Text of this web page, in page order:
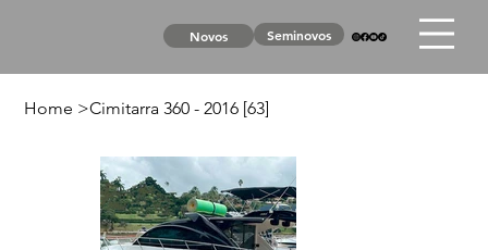
Novos Seminovos
Home >Cimitarra 360 - 2016 [63]